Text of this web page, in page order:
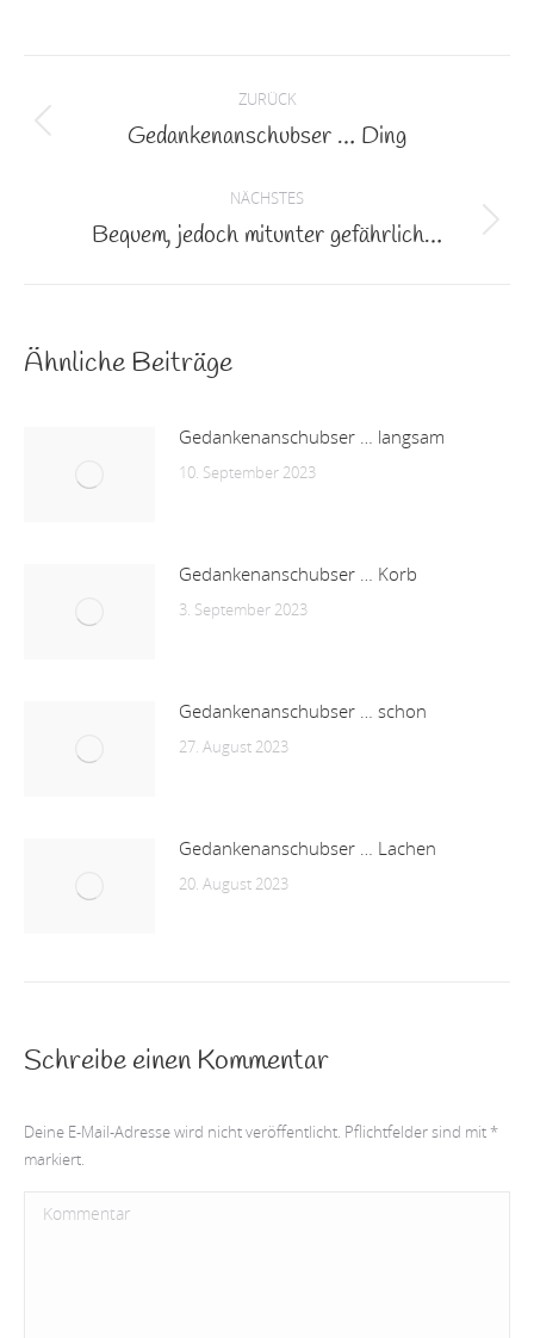
Kommentarnavigation
ZURÜCK
Vorheriger
Gedankenanschubser … Ding
NÄCHSTES
Nächster
Bequem, jedoch mitunter gefährlich…
Ähnliche Beiträge
Gedankenanschubser … langsam
10. September 2023
Gedankenanschubser … Korb
3. September 2023
Gedankenanschubser … schon
27. August 2023
Gedankenanschubser … Lachen
20. August 2023
Schreibe einen Kommentar
Deine E-Mail-Adresse wird nicht veröffentlicht. Pflichtfelder sind mit*
markiert.
Kommentar